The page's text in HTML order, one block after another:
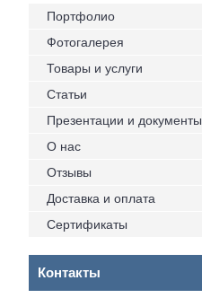
Портфолио
Фотогалерея
Товары и услуги
Статьи
Презентации и документы
О нас
Отзывы
Доставка и оплата
Сертификаты
Контакты